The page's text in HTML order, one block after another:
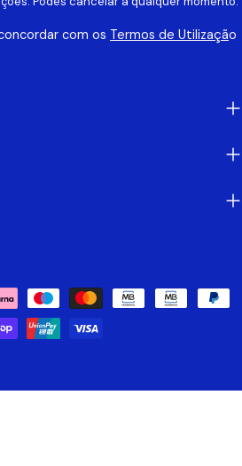
com os Termos de Utilização